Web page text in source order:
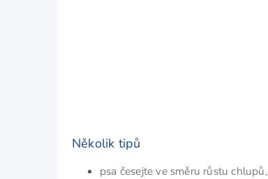
Několik tipů
psa česejte ve směru růstu chlupů,